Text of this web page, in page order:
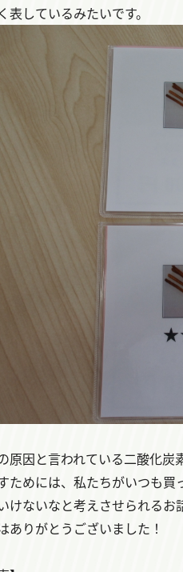
表しているみたいです。
原因と言われている二酸化炭
ためには、私たちがいつも買
けないなと考えさせられるお
ありがとうございました！